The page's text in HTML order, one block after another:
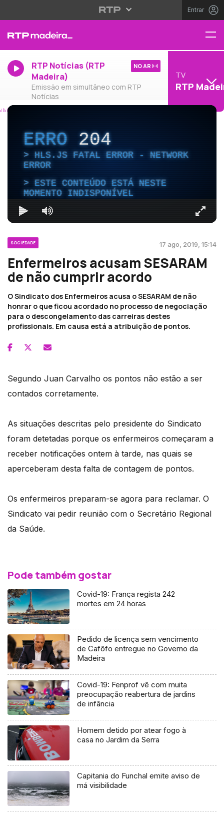
Entrar
RTP Notícias (RTP
Madeira)
Emissão em simultâneo com RTP
Notícias
NO AR
TV
RTP
ERRO204
HLS.JS FATAL ERROR - NETWORK
ERROR
ESTE CONTEÚDO ESTÁ NESTE
MOMENTO INDISPONÍVEL
SOCIEDADE 17 ago, 2019, 15:14
Enfermeiros acusam SESARAM
de não cumprir acordo
O Sindicato dos Enfermeiros acusa o SESARAM de não
honrar o que ficou acordado no processo de negociação
para o descongelamento das carreiras destes
profissionais. Em causa está a atribuição de pontos.
Segundo Juan Carvalho os pontos não estão a ser
contados corretamente.
As situações descritas pelo presidente do Sindicato
foram detetadas porque os enfermeiros começaram a
receber notificações ontem à tarde, nas quais se
aperceberam desta falta de contagem de pontos.
Os enfermeiros preparam-se agora para reclamar. O
Sindicato vai pedir reunião com o Secretário Regional
da Saúde.
Pode também gostar
Covid-19: França regista 242
mortes em 24 horas
Pedido de licença sem vencimento
de Cafôfo entregue no Governo da
Madeira
Covid-19: Fenprof vê com muita
preocupação reabertura de jardins
de infância
Homem detido por atear fogo à
casa no Jardim da Serra
Capitania do Funchal emite aviso de
má visibilidade